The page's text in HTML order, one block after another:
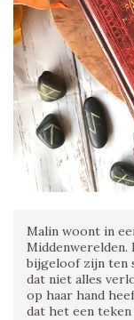
Malin woont in
Middenwerelden.
bijgeloof zijn ten
dat niet alles
op haar hand
dat het een